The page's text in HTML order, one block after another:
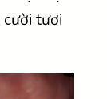
cười tươi